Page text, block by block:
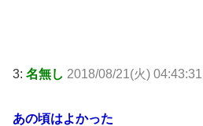
3: 名無し 2018/08/21(火)
あの頃はよかった